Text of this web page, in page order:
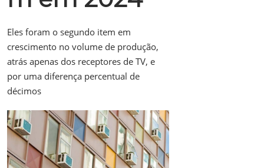
Eles foram o segundo item em
crescimento no volume de produção,
atrás apenas dos receptores de TV, e
por uma diferença percentual de
décimos